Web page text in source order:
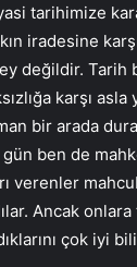
tarihimize
iradesine
değildir. Tarih
karşı asla
bir arada
gün ben de
verenler
Ancak
çok iyi